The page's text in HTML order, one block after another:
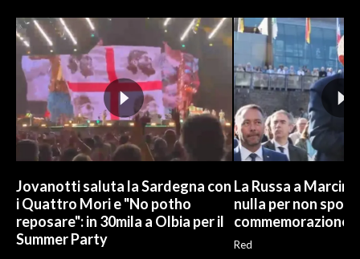
Jovanotti saluta la Sardegna con
i Quattro Mori e "No potho
reposare": in 30mila a Olbia per il
Summer Party
La Russa a
nulla per non
commemorazione
Red